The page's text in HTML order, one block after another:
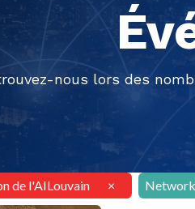
nous lors des
de l'AILouvain ×